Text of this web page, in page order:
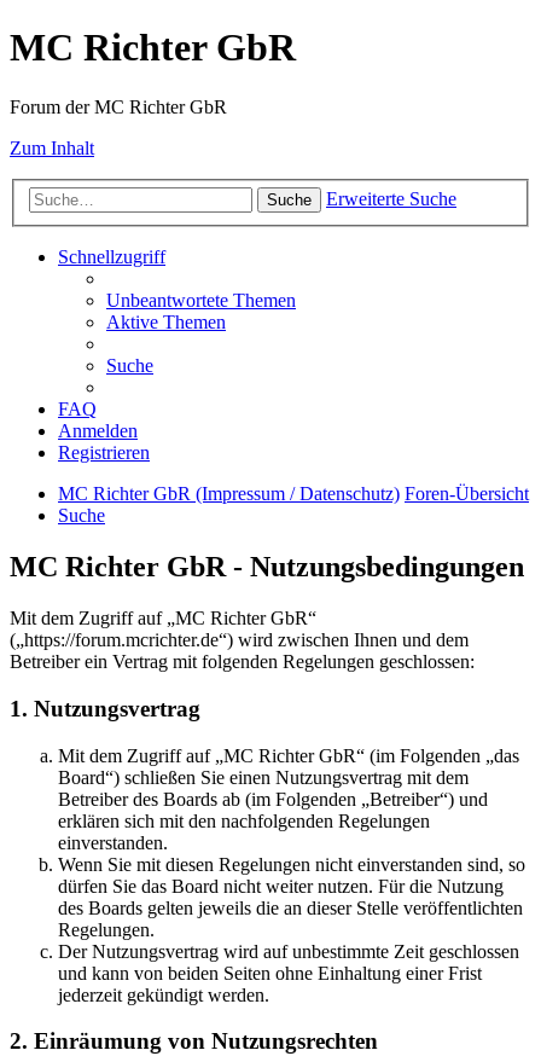
MC Richter GbR
Forum der MC Richter GbR
Zum Inhalt
Suche Erweiterte Suche
Schnellzugriff
Unbeantwortete Themen
Aktive Themen
Suche
FAQ
Anmelden
Registrieren
MC Richter GbR (Impressum / Datenschutz) Foren-Übersicht
Suche
MC Richter GbR - Nutzungsbedingungen
Mit dem Zugriff auf „MC Richter GbR“
(„https://forum.mcrichter.de“) wird zwischen Ihnen und dem
Betreiber ein Vertrag mit folgenden Regelungen geschlossen:
1. Nutzungsvertrag
Mit dem Zugriff auf „MC Richter GbR“ (im Folgenden „das
Board“) schließen Sie einen Nutzungsvertrag mit dem
Betreiber des Boards ab (im Folgenden „Betreiber“) und
erklären sich mit den nachfolgenden Regelungen
einverstanden.
Wenn Sie mit diesen Regelungen nicht einverstanden sind, so
dürfen Sie das Board nicht weiter nutzen. Für die Nutzung
des Boards gelten jeweils die an dieser Stelle veröffentlichten
Regelungen.
Der Nutzungsvertrag wird auf unbestimmte Zeit geschlossen
und kann von beiden Seiten ohne Einhaltung einer Frist
jederzeit gekündigt werden.
2. Einräumung von Nutzungsrechten